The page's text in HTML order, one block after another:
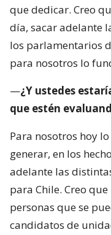
que dedicar. Creo
día, sacar adelante
los parlamentarios
para nosotros lo
—¿Y ustedes
que estén
Para nosotros hoy
generar, en los
adelante las
para Chile. Creo
personas que se
candidatos de